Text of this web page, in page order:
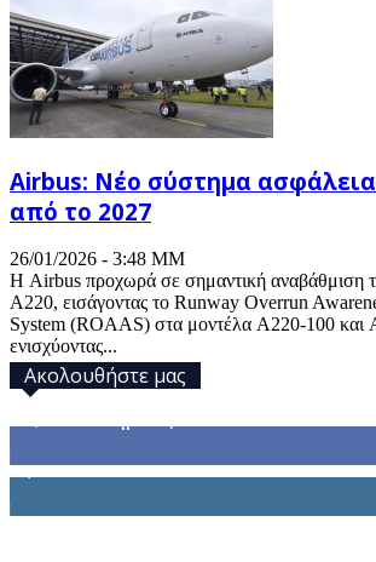
Airbus: Νέο σύστημα
από το 2027
26/01/2026 - 3:48 ΜΜ
Η Airbus προχωρά σε σημαντική αναβάθμιση
A220, εισάγοντας το Runway Overrun
System (ROAAS) στα μοντέλα A220-100 και
ενισχύοντας...
Ακολουθήστε μας